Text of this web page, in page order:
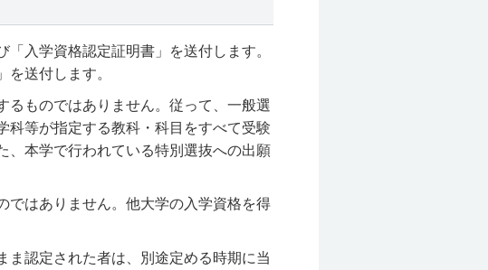
入学資格認定証明書」を送付します。
送付します。
るものではありません。従って、一般選
科等が指定する教科・科目をすべて受験
、本学で行われている特別選抜への出願
ではありません。他大学の入学資格を得
ま認定された者は、別途定める時期に当